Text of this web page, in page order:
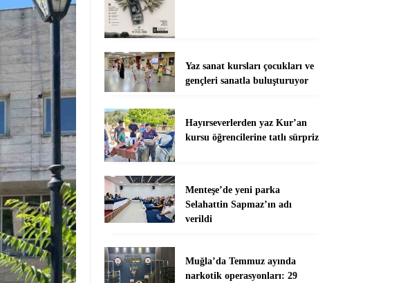
Yaz sanat kursları çocukları ve
gençleri sanatla buluşturuyor
Hayırseverlerden yaz Kur’an
kursu öğrencilerine tatlı sürpriz
Menteşe’de yeni parka
Selahattin Sapmaz’ın adı
verildi
Muğla’da Temmuz ayında
narkotik operasyonları: 29